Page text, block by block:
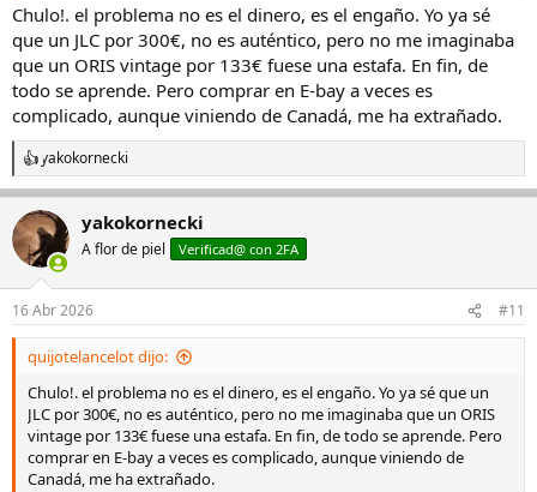
Chulo!. el problema no es el dinero, es el engaño. Yo ya sé
que un JLC por 300€, no es auténtico, pero no me imaginaba
que un ORIS vintage por 133€ fuese una estafa. En fin, de
todo se aprende. Pero comprar en E-bay a veces es
complicado, aunque viniendo de Canadá, me ha extrañado.
R
e
a
c
c
i
e
s
yakokornecki
yakokornecki
A flor de piel Verificad@ con 2FA
16 Abr 2026 #11
quijotelancelot dijo:
Chulo!. el problema no es el dinero, es el engaño. Yo ya sé que un
JLC por 300€, no es auténtico, pero no me imaginaba que un ORIS
vintage por 133€ fuese una estafa. En fin, de todo se aprende. Pero
comprar en E-bay a veces es complicado, aunque viniendo de
Canadá, me ha extrañado.